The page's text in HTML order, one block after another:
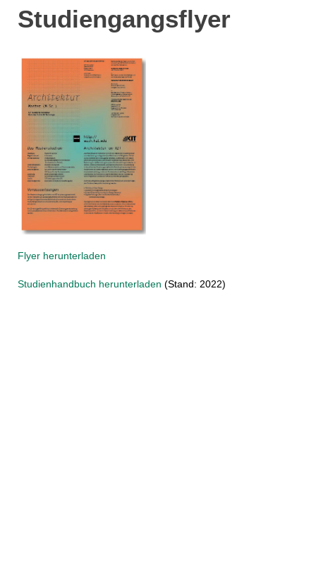
Studien­gangs­flyer
Flyer herunterladen
Studienhandbuch herunterladen (Stand: 2022)